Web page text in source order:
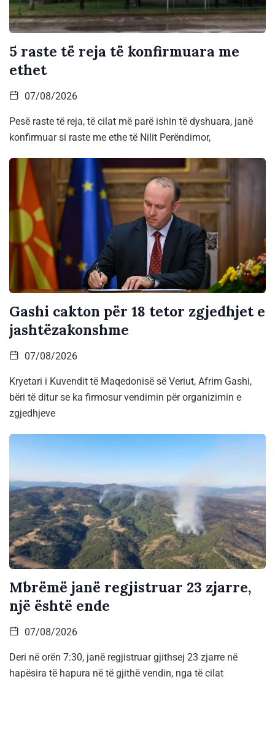
5 raste të reja të konfirmuara me
ethet
07/08/2026
Pesë raste të reja, të cilat më parë ishin të dyshuara, janë
konfirmuar si raste me ethe të Nilit Perëndimor,
Gashi cakton për 18 tetor zgjedhjet e
jashtëzakonshme
07/08/2026
Kryetari i Kuvendit të Maqedonisë së Veriut, Afrim Gashi,
bëri të ditur se ka firmosur vendimin për organizimin e
zgjedhjeve
Mbrëmë janë regjistruar 23 zjarre,
një është ende
07/08/2026
Deri në orën 7:30, janë regjistruar gjithsej 23 zjarre në
hapësira të hapura në të gjithë vendin, nga të cilat